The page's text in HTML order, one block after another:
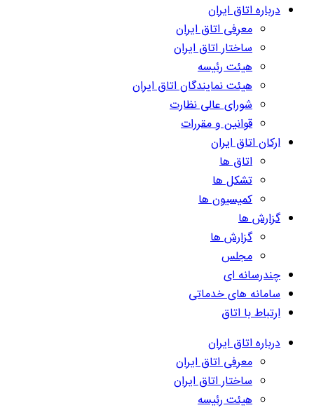
درباره اتاق ایران
معرفی اتاق ایران
ساختار اتاق ایران
هیئت رئیسه
هیئت نمایندگان اتاق ایران
شورای عالی نظارت
قوانین و مقررات
ارکان اتاق ایران
اتاق ها
تشکل ها
کمیسیون ها
گزارش ها
گزارش ها
مجلس
چندرسانه ای
سامانه های خدماتی
ارتباط با اتاق
درباره اتاق ایران
معرفی اتاق ایران
ساختار اتاق ایران
هیئت رئیسه